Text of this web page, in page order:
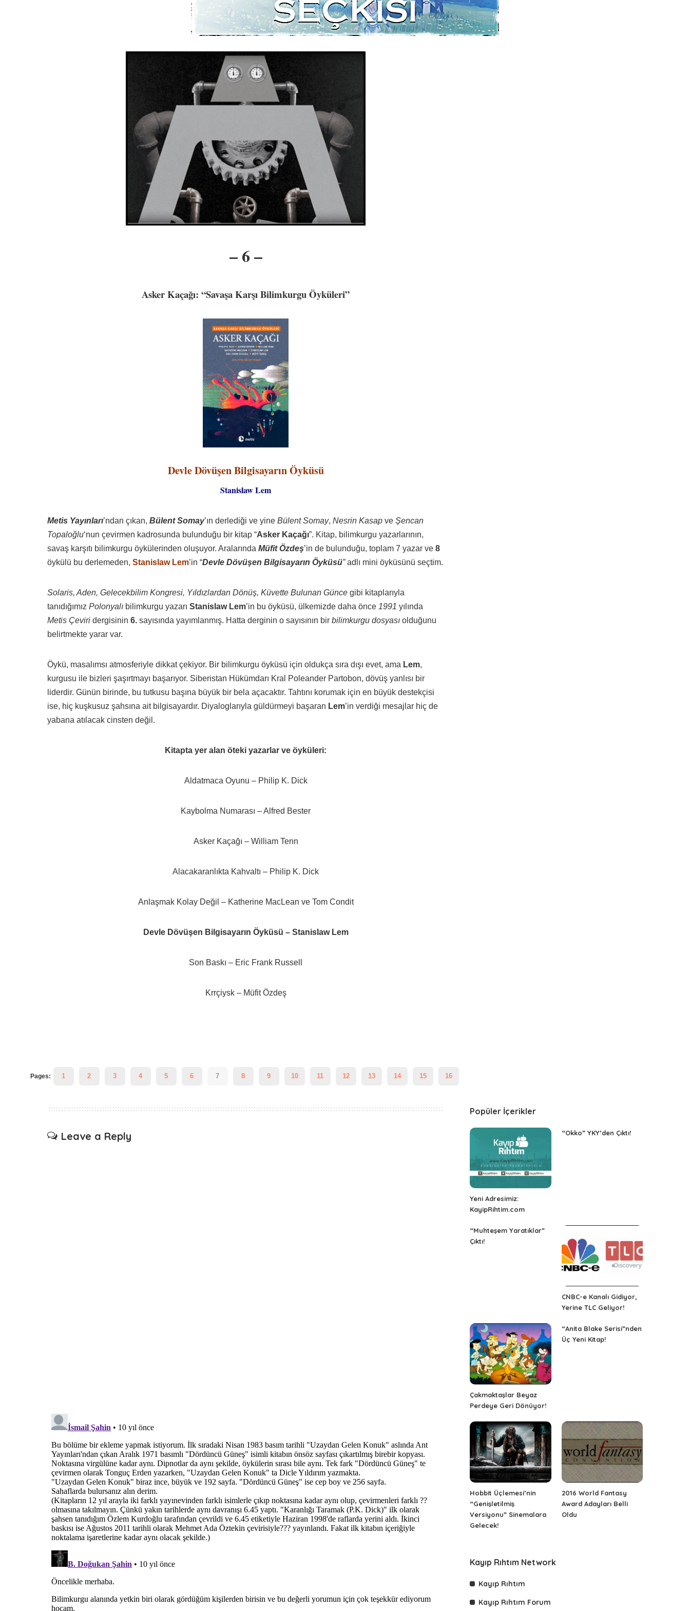
– 6 –
Asker Kaçağı: “Savaşa Karşı Bilimkurgu Öyküleri”
Devle Dövüşen Bilgisayarın Öyküsü
Stanislaw Lem
Metis Yayınları’ndan çıkan, Bülent Somay’ın derlediği ve yine Bülent Somay, Nesrin Kasap ve Şencan
Topaloğlu‘nun çevirmen kadrosunda bulunduğu bir kitap “Asker Kaçağı”. Kitap, bilimkurgu yazarlarının,
savaş karşıtı bilimkurgu öykülerinden oluşuyor. Aralarında Müfit Özdeş’in de bulunduğu, toplam 7 yazar ve 8
öykülü bu derlemeden, Stanislaw Lem’in “Devle Dövüşen Bilgisayarın Öyküsü”adlı mini öyküsünü seçtim.
Solaris, Aden, Gelecekbilim Kongresi, Yıldızlardan Dönüş, Küvette Bulunan Günce gibi kitaplarıyla
tanıdığımız Polonyalı bilimkurgu yazarı Stanislaw Lem’in bu öyküsü, ülkemizde daha önce 1991 yılında
Metis Çeviri dergisinin 6. sayısında yayımlanmış. Hatta derginin o sayısının bir bilimkurgu dosyası olduğunu
belirtmekte yarar var.
Öykü, masalımsı atmosferiyle dikkat çekiyor. Bir bilimkurgu öyküsü için oldukça sıra dışı evet, ama Lem,
kurgusu ile bizleri şaşırtmayı başarıyor. Siberistan Hükümdarı Kral Poleander Partobon, dövüş yanlısı bir
liderdir. Günün birinde, bu tutkusu başına büyük bir bela açacaktır. Tahtını korumak için en büyük destekçisi
ise, hiç kuşkusuz şahsına ait bilgisayardır. Diyaloglarıyla güldürmeyi başaran Lem’in verdiği mesajlar hiç de
yabana atılacak cinsten değil.
Kitapta yer alan öteki yazarlar ve öyküleri:
Aldatmaca Oyunu – Philip K. Dick
Kaybolma Numarası – Alfred Bester
Asker Kaçağı – William Tenn
Alacakaranlıkta Kahvaltı – Philip K. Dick
Anlaşmak Kolay Değil – Katherine MacLean ve Tom Condit
Devle Dövüşen Bilgisayarın Öyküsü – Stanislaw Lem
Son Baskı – Eric Frank Russell
Krrçiysk – Müfit Özdeş
Pages: 1 2 3 4 5 6 7 8 9 10 11 12 13 14 15 16
Leave a Reply
Popüler İçerikler
Yeni Adresimiz:
KayipRihtim.com
“Okko” YKY’den Çıktı!
“Muhteşem Yaratıklar”
Çıktı!
CNBC-e Kanalı Gidiyor,
Yerine TLC Geliyor!
Çakmaktaşlar Beyaz
Perdeye Geri Dönüyor!
“Anita Blake Serisi”nden
Üç Yeni Kitap!
Hobbit Üçlemesi’nin
“Genişletilmiş
Versiyonu” Sinemalara
Gelecek!
2016 World Fantasy
Award Adayları Belli
Oldu
Kayıp Rıhtım Network
Kayıp Rıhtım
Kayıp Rıhtım Forum